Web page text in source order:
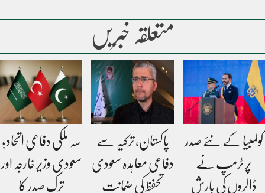
متعلقہ خبریں
کولمبیا کے نئے صدر
پر ٹرمپ نے
ڈالروں کی بارش
پاکستان، ترکیہ سے
دفاعی معاہدہ سعودی
تحفظ کی ضمانت
سہ ملکی دفاعی اتحاد؛
سعودی وزیر خارجہ اور
ترک صدر کا